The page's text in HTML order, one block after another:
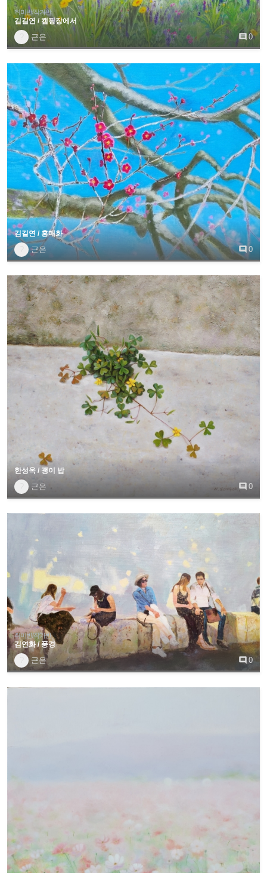
취미반/작가반
김길연 / 캠핑장에서
근은  0
김길연 / 홍매화
근은  0
한성옥 / 괭이 밥
근은  0
취미반/작가반
김연화 / 풍경
근은  0